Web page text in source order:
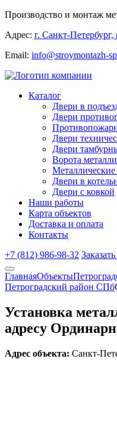
Производство и монтаж
Адрес: г. Санкт-
Email: info@stroymontazh-
Каталог
Двери в
Двери
Двери
Двери
Ворота
Двери в
Двери с ковкой
Наши работы
Карта объектов
Доставка и оплата
Контакты
+7 (812) 986-98-32
ГлавнаяОбъекты
Петроградский район СПб
Установка
адресу
Адрес объекта: Санкт-